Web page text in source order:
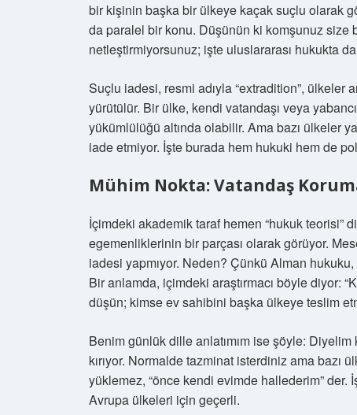
bir kişinin başka bir ülkeye kaçak suçlu olarak
da paralel bir konu. Düşünün ki komşunuz size
netleştirmiyorsunuz; işte uluslararası hukukta
Suçlu iadesi, resmi adıyla “extradition”,
yürütülür. Bir ülke, kendi vatandaşı veya
yükümlülüğü altında olabilir. Ama bazı ülkeler
iade etmiyor. İşte burada hem hukuki hem de
Mühim Nokta: Vatandaş
İçimdeki akademik taraf hemen “hukuk teorisi”
egemenliklerinin bir parçası olarak görüyor.
iadesi yapmıyor. Neden? Çünkü Alman
Bir anlamda, içimdeki araştırmacı böyle diyor:
düşün; kimse ev sahibini başka ülkeye teslim
Benim günlük dille anlatımım ise şöyle:
kırıyor. Normalde tazminat isterdiniz ama bazı
yüklemez, “önce kendi evimde hallederim” der.
Avrupa ülkeleri için geçerli.